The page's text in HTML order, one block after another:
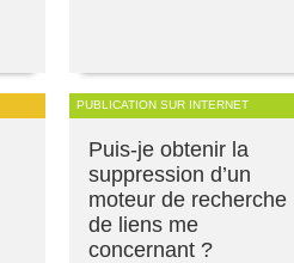
PUBLICATION SUR INTERNET
Puis-je obtenir la
suppression d’un
moteur de recherche
de liens me
concernant ?